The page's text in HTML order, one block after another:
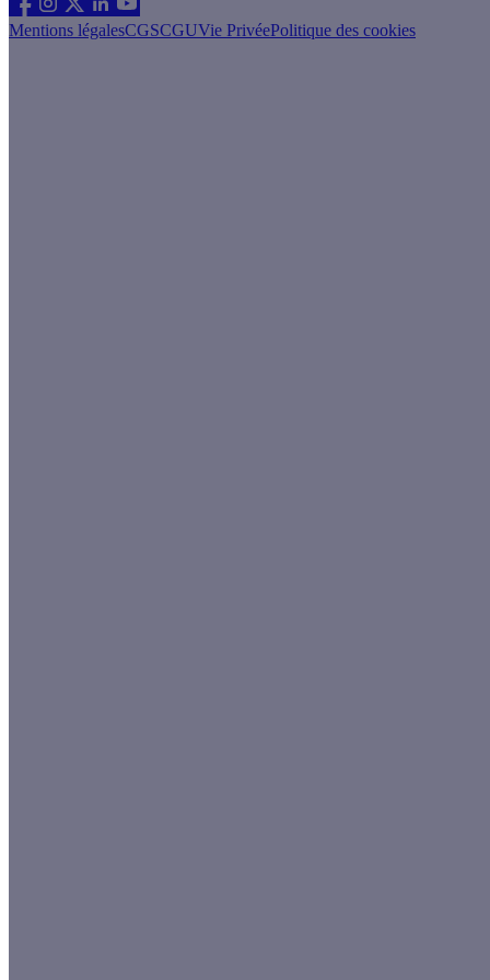
Mentions légalesCGSCGUVie PrivéePolitique des cookies